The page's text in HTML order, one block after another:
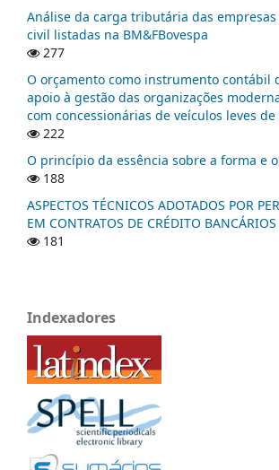
Análise da carga tributária das
civil listadas na BM&FBovespa
277
O orçamento como instrumento contábil
apoio à gestão das organizações
com concessionárias de veículos leves
222
O princípio da essência sobre a forma e
188
ASPECTOS TÉCNICOS ADOTADOS POR
EM CONTRATOS DE CRÉDITO BANCÁRIOS
181
Indexadores